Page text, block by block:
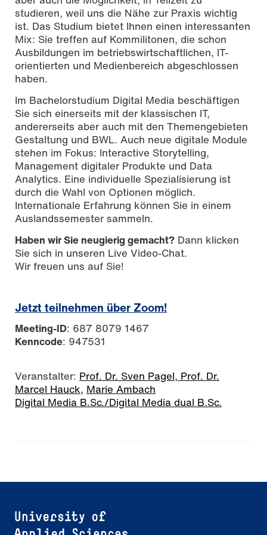
studieren, weil uns die Nähe zur Praxis wichtig
ist. Das Studium bietet Ihnen einen interessanten
Mix: Sie treffen auf Kommilitonen, die schon
Ausbildungen im betriebswirtschaftlichen, IT-
orientierten und Medienbereich abgeschlossen
haben.
Im Bachelorstudium Digital Media beschäftigen
Sie sich einerseits mit der klassischen IT,
andererseits aber auch mit den Themengebieten
Gestaltung und BWL. Auch neue digitale Module
stehen im Fokus: Interactive Storytelling,
Management digitaler Produkte und Data
Analytics. Eine individuelle Spezialisierung ist
durch die Wahl von Optionen möglich.
Internationale Erfahrung können Sie in einem
Auslandssemester sammeln.
Haben wir Sie neugierig gemacht? Dann klicken
Sie sich in unseren Live Video-Chat.
Wir freuen uns auf Sie!
Jetzt teilnehmen über Zoom!
Meeting-ID: 687 8079 1467
Kenncode: 947531
Veranstalter: Prof. Dr. Sven Pagel, Prof. Dr.
Marcel Hauck, Marie Ambach
Digital Media B.Sc./Digital Media dual B.Sc.